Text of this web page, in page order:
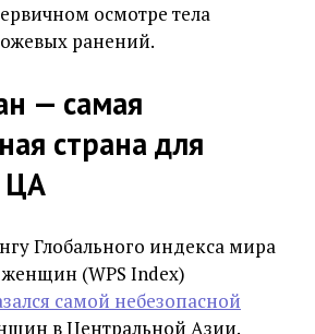
осмотре тела
ранений.
— самая
страна для
ЦА
Глобального индекса мира
женщин (WPS Index)
самой небезопасной
в Центральной Азии.